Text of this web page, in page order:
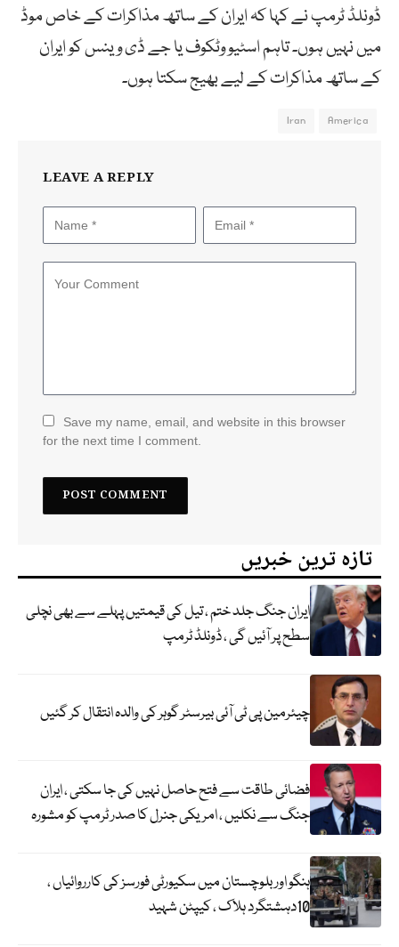
ڈونلڈ ٹرمپ نے کہا کہ ایران کے ساتھ مذاکرات کے خاص موڈ
میں نہیں ہوں۔ تاہم اسٹیو وٹکوف یا جے ڈی وینس کو ایران
کے ساتھ مذاکرات کے لیے بھیج سکتا ہوں۔
America
Iran
LEAVE A REPLY
Save my name, email, and website in this browser
for the next time I comment.
تازہ ترین خبریں
ایران جنگ جلد ختم ، تیل کی قیمتیں پہلے سے بھی نچلی
سطح پر آئیں گی ، ڈونلڈ ٹرمپ
چیئرمین پی ٹی آئی بیرسٹر گوہر کی والدہ انتقال کر گئیں
فضائی طاقت سے فتح حاصل نہیں کی جا سکتی ، ایران
جنگ سے نکلیں ، امریکی جنرل کا صدر ٹرمپ کو مشورہ
ہنگو اور بلوچستان میں سکیورٹی فورسز کی کارروائیاں ،
10دہشتگرد ہلاک ، کیپٹن شہید